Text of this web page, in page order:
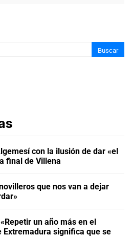
Buscar
con la ilusión de dar «el
final de Villena
que nos van a dejar
un año más en el
Extremadura significa que se